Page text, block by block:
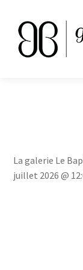
La galerie Le
juillet 2026 @